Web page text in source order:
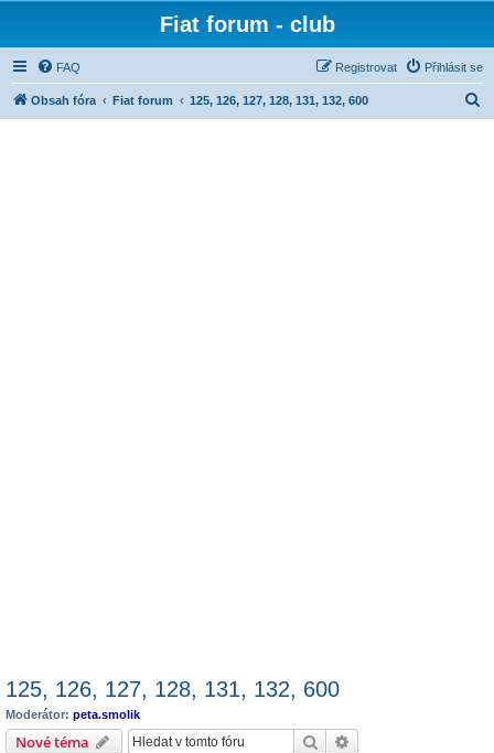
Fiat forum - club
FAQ Přihlásit se
Registrovat
Obsah fóra Fiat forum 125, 126, 127, 128, 131, 132, 600
125, 126, 127, 128, 131, 132, 600
Moderátor: peta.smolik
Nové téma Hledat